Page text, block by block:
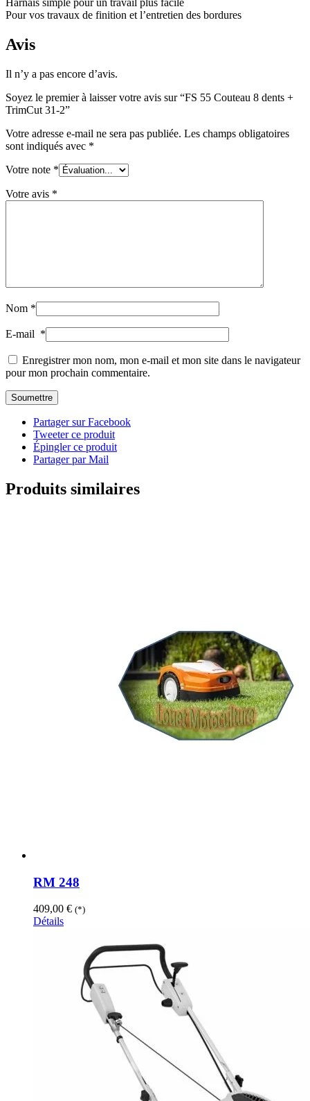
Harnais simple pour un travail plus facile
Pour vos travaux de finition et l’entretien des bordures
Avis
Il n’y a pas encore d’avis.
Soyez le premier à laisser votre avis sur “FS 55 Couteau 8 dents +
TrimCut 31-2”
Votre adresse e-mail ne sera pas publiée. Les champs obligatoires
sont indiqués avec *
Votre note *
Votre avis *
Nom *
E-mail *
Enregistrer mon nom, mon e-mail et mon site dans le navigateur
pour mon prochain commentaire.
Partager sur Facebook
Tweeter ce produit
Épingler ce produit
Partager par Mail
Produits similaires
RM 248
409,00 € (*)
Détails